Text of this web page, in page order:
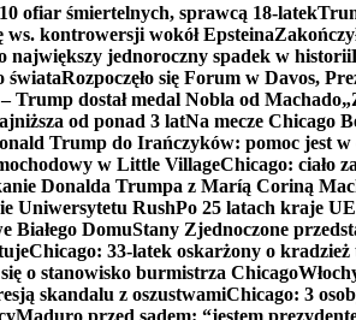
ofiar śmiertelnych, sprawcą 18-latek
kontrowersji wokół Epsteina
największy jednoroczny spadek w historii
świataRozpoczęło się Forum w Davos,
Trump dostał medal Nobla od Machado
od ponad 3 latNa mecze Chicago
Trump do Irańczyków: pomoc jest w
w Little VillageChicago: ciało
Donalda Trumpa z Maríą Coriną
Uniwersytetu RushPo 25 latach kraje UE
Białego DomuStany Zjednoczone
Chicago: 33-latek oskarżony o
o stanowisko burmistrza Chicago
skandalu z oszustwamiChicago: 3
Maduro przed sądem: “jestem